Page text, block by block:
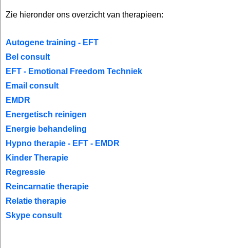
Zie hieronder ons overzicht van therapieen:
Autogene training - EFT
Bel consult
EFT - Emotional Freedom Techniek
Email consult
EMDR
Energetisch reinigen
Energie behandeling
Hypno therapie - EFT - EMDR
Kinder Therapie
Regressie
Reincarnatie therapie
Relatie therapie
Skype consult